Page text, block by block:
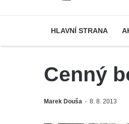
HLAVNÍ STRANA
Cenný
Marek Douša 8. 8. 2013